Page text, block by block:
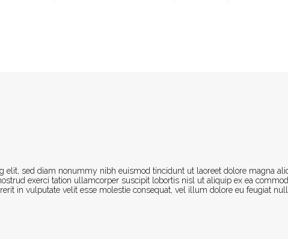
elit, sed diam nonummy nibh euismod tincidunt ut laoreet dolore magna
exerci tation ullamcorper suscipit lobortis nisl ut aliquip ex ea
in vulputate velit esse molestie consequat, vel illum dolore eu feugiat